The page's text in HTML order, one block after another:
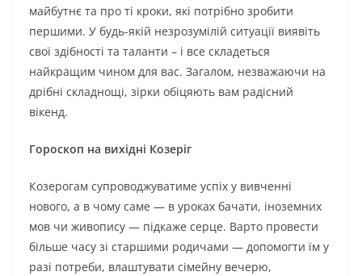
майбутнє та про ті кроки, які потрібно зробити
першими. У будь-якій незрозумілій ситуації виявіть
свої здібності та таланти – і все складеться
найкращим чином для вас. Загалом, незважаючи на
дрібні складнощі, зірки обіцяють вам радісний
вікенд.
Гороскоп на вихідні Козеріг
Козерогам супроводжуватиме успіх у вивченні
нового, а в чому саме — в уроках бачати, іноземних
мов чи живопису — підкаже серце. Варто провести
більше часу зі старшими родичами — допомогти їм у
разі потреби, влаштувати сімейну вечерю,